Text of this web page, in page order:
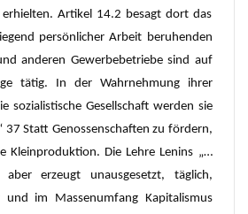
erhielten. Artikel 14.2 besagt dort das
persönlicher Arbeit beruhenden
anderen Gewerbebetriebe sind auf
tätig. In der Wahrnehmung ihrer
sozialistische Gesellschaft werden sie
37 Statt Genossenschaften zu fördern,
Kleinproduktion. Die Lehre Lenins „…
erzeugt unausgesetzt, täglich,
und im Massenumfang Kapitalismus